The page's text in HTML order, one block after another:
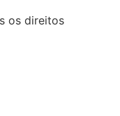
os direitos